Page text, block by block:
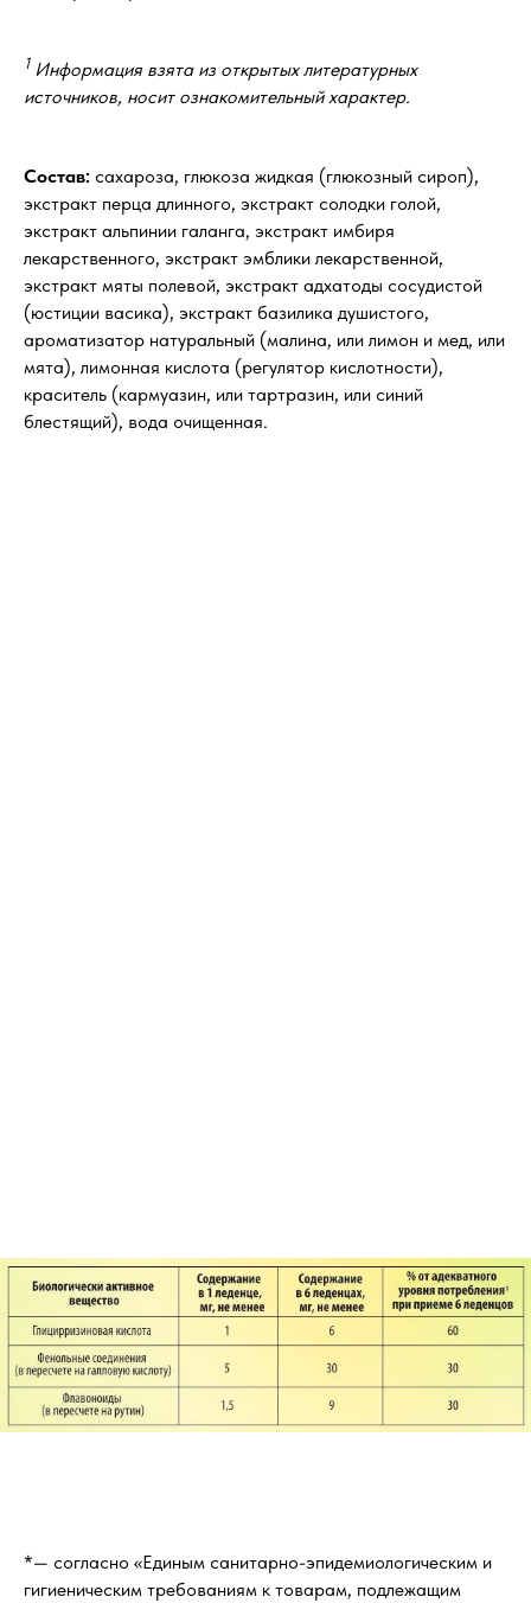
1Информация взята из открытых литературных
источников, носит ознакомительный характер.
Состав: сахароза, глюкоза жидкая (глюкозный сироп),
экстракт перца длинного, экстракт солодки голой,
экстракт альпинии галанга, экстракт имбиря
лекарственного, экстракт эмблики лекарственной,
экстракт мяты полевой, экстракт адхатоды сосудистой
(юстиции васика), экстракт базилика душистого,
ароматизатор натуральный (малина, или лимон и мед, или
мята), лимонная кислота (регулятор кислотности),
краситель (кармуазин, или тартразин, или синий
блестящий), вода очищенная.
*— согласно «Единым санитарно-эпидемиологическим и
гигиеническим требованиям к товарам, подлежащим